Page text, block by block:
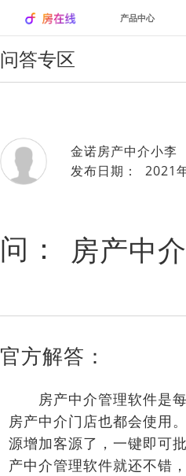
产品中心
问答专区
金诺房产中介小李
发布日期： 2021
问： 房产中
官方解答：
房产中介管理软件是每
房产中介门店也都会使用
源增加客源了，一键即可
产中介管理软件就还不错